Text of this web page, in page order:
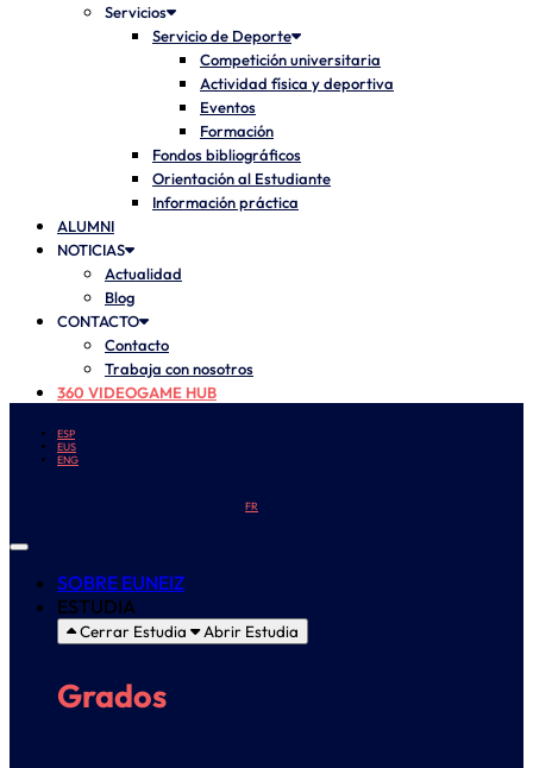
Servicios
Servicio de Deporte
Competición universitaria
Actividad física y deportiva
Eventos
Formación
Fondos bibliográficos
Orientación al Estudiante
Información práctica
ALUMNI
NOTICIAS
Actualidad
Blog
CONTACTO
Contacto
Trabaja con nosotros
360 VIDEOGAME HUB
ESP
EUS
ENG
FR
SOBRE EUNEIZ
ESTUDIA
Cerrar Estudia Abrir Estudia
Grados